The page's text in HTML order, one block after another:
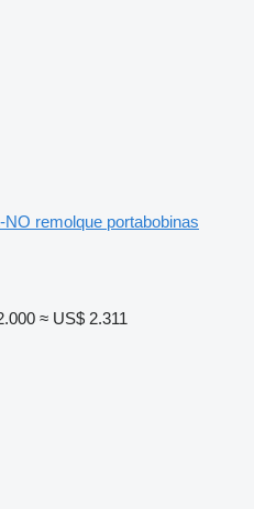
NO remolque portabobinas
≈ US$ 2.311